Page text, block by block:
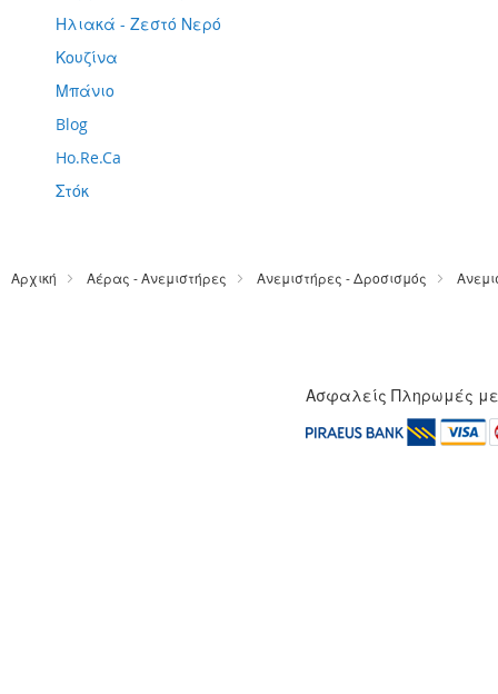
Ηλιακά - Ζεστό Νερό
Κουζίνα
Μπάνιο
Blog
Ho.Re.Ca
Στόκ
Αρχική Αέρας - Ανεμιστήρες Ανεμιστήρες - Δροσισμός
Ασφαλείς Πληρωμές με